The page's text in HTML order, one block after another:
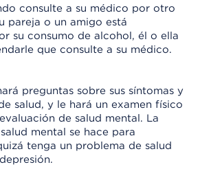
consulte a su médico por otro
pareja o un amigo está
su consumo de alcohol, él o ella
que consulte a su médico.
preguntas sobre sus síntomas y
salud, y le hará un examen físico
de salud mental. La
mental se hace para
tenga un problema de salud